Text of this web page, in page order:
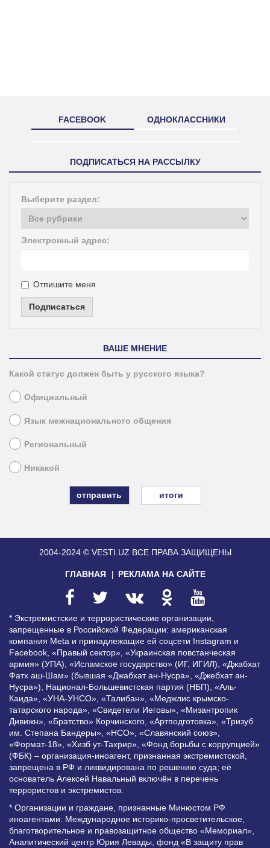
FACEBOOK ОДНОКЛАССНИКИ
ПОДПИСАТЬСЯ НА РАССЫЛКУ
Выберите раздел:
Электронный адрес:
Отпишите меня
Подписаться
ВАШЕ МНЕНИЕ
Какой статус должен быть у русского языка?
Официальный
Язык межнационального общения
Региональный
Никакой
итоги
2004-2024 © VESTI.UZ ВСЕ ПРАВА ЗАЩИЩЕНЫ
ГЛАВНАЯ РЕКЛАМА НА САЙТЕ
* Экстремистские и террористические организации,
запрещенные в Российской Федерации: американская
компания Meta и принадлежащие ей соцсети Instagram и
Facebook, «Правый сектор», «Украинская повстанческая
армия» (УПА), «Исламское государство» (ИГ, ИГИЛ), «Джабхат
Фатх аш-Шам» (бывшая «Джабхат ан-Нусра», «Джебхат ан-
Нусра»), Национал-Большевистская партия (НБП), «Аль-
Каида», «УНА-УНСО», «Талибан», «Меджлис крымско-
татарского народа», «Свидетели Иеговы», «Мизантропик
Дивижн», «Братство» Корчинского, «Артподготовка», «Тризуб
им. Степана Бандеры», «НСО», «Славянский союз»,
«Формат-18», «Хизб ут-Тахрир», «Фонд борьбы с коррупцией»
(ФБК) – организация-иноагент, признанная экстремистской,
запрещена в РФ и ликвидирована по решению суда; её
основатель Алексей Навальный включён в перечень
террористов и экстремистов.
* Организации и граждане, признанные Минюстом РФ
иноагентами: Международное историко-просветительское,
благотворительное и правозащитное общество «Мемориал»,
Аналитический центр Юрия Левады, фонд «В защиту прав